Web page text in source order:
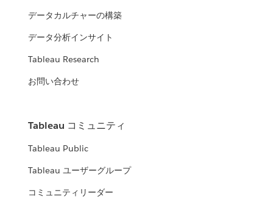
データカルチャーの構築
データ分析インサイト
Tableau Research
お問い合わせ
Tableau コミュニティ
Tableau Public
Tableau ユーザーグループ
コミュニティリーダー